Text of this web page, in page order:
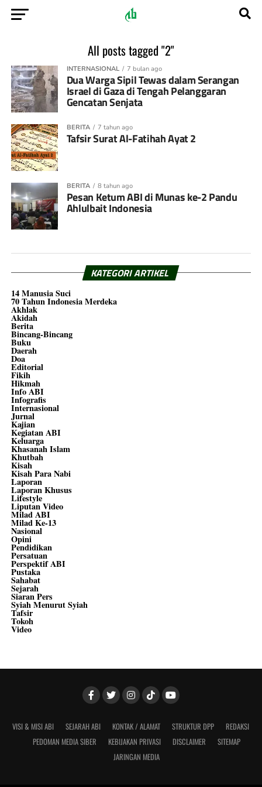
All posts tagged "2"
INTERNASIONAL 7 bulan ago
Dua Warga Sipil Tewas dalam Serangan
Israel di Gaza di Tengah Pelanggaran
Gencatan Senjata
BERITA 7 tahun ago
Tafsir Surat Al-Fatihah Ayat 2
BERITA 8 tahun ago
Pesan Ketum ABI di Munas ke-2 Pandu
Ahlulbait Indonesia
KATEGORI ARTIKEL
14 Manusia Suci
70 Tahun Indonesia Merdeka
Akhlak
Akidah
Berita
Bincang-Bincang
Buku
Daerah
Doa
Editorial
Fikih
Hikmah
Info ABI
Infografis
Internasional
Jurnal
Kajian
Kegiatan ABI
Keluarga
Khasanah Islam
Khutbah
Kisah
Kisah Para Nabi
Laporan
Laporan Khusus
Lifestyle
Liputan Video
Milad ABI
Milad Ke-13
Nasional
Opini
Pendidikan
Persatuan
Perspektif ABI
Pustaka
Sahabat
Sejarah
Siaran Pers
Syiah Menurut Syiah
Tafsir
Tokoh
Video
VISI & MISI ABI SEJARAH ABI KONTAK / ALAMAT STRUKTUR DPP
REDAKSI
PEDOMAN MEDIA SIBER
KEBIJAKAN PRIVASI DISCLAIMER
SITEMAP
JARINGAN MEDIA